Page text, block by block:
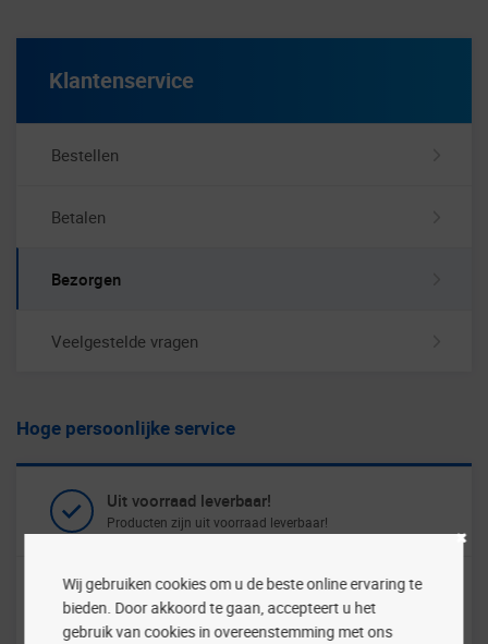
Klantenservice
Bestellen
Betalen
Bezorgen
Veelgestelde vragen
Hoge persoonlijke service
Uit voorraad leverbaar!
Producten zijn uit voorraad leverbaar!
Snelle & veilige levering
Wij leveren ook binnen 24uur!
Wij gebruiken cookies om u de beste online ervaring te
bieden. Door akkoord te gaan, accepteert u het
gebruik van cookies in overeenstemming met ons